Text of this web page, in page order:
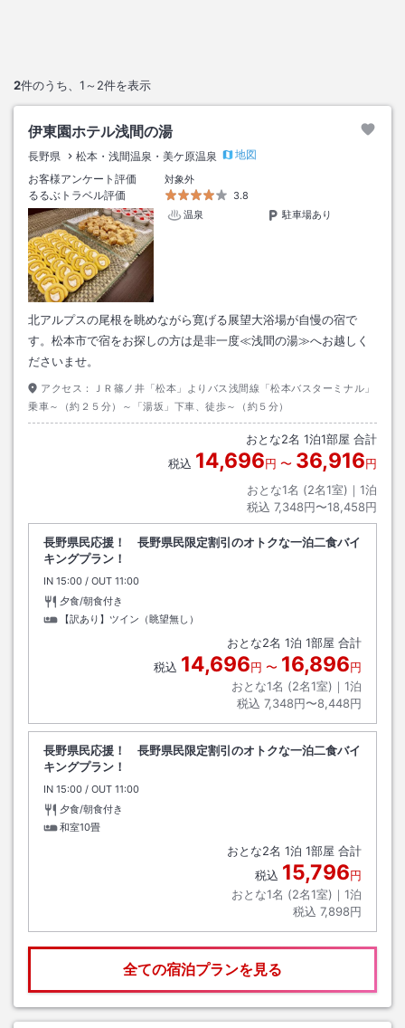
2件のうち、 1～2件を表示
伊東園ホテル浅間の湯
長野県 松本・浅間温泉・美ケ原温泉
地図
お客様アンケート評価
対象外
るるぶトラベル評価
3.8
温泉
駐車場あり
北アルプスの尾根を眺めながら寛げる展望大浴場が自慢の宿で
す。松本市で宿をお探しの方は是非一度≪浅間の湯≫へお越しく
ださいませ。
アクセス：
ＪＲ篠ノ井「松本」よりバス浅間線「松本バスターミナル」
乗車～（約２５分）～「湯坂」下車、徒歩～（約５分）
おとな2名 1泊1部屋 合計
税込 14,696円 〜 36,916円
おとな1名 (2名1室)｜ 1泊
税込 7,348円〜18,458円
長野県民応援！ 長野県民限定割引のオトクな一泊二食バイ
キングプラン！
IN チェックイン
15:00 / OUT チェックアウト
11:00
夕食/朝食付き
【訳あり】ツイン（眺望無し）
おとな2名 1泊 1部屋 合計
税込 14,696円 〜 16,896円
おとな1名 (2名1室)｜ 1泊
税込 7,348円〜8,448円
長野県民応援！ 長野県民限定割引のオトクな一泊二食バイ
キングプラン！
IN チェックイン
15:00 / OUT チェックアウト
11:00
夕食/朝食付き
和室10畳
おとな2名 1泊 1部屋 合計
税込 15,796円
おとな1名 (2名1室)｜ 1泊
税込 7,898円
全ての宿泊プランを見る